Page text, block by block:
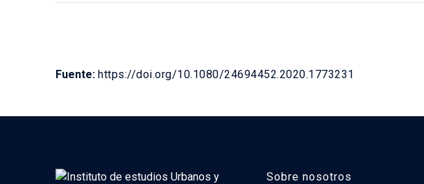
Fuente: https://doi.org/10.1080/24694452.2020.1773231
Sobre nosotros